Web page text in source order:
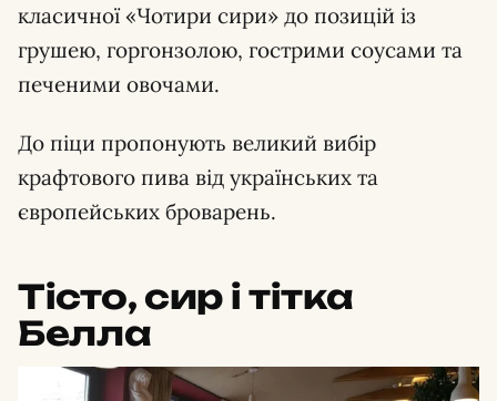
класичної «Чотири сири» до позицій із
грушею, горгонзолою, гострими соусами та
печеними овочами.
До піци пропонують великий вибір
крафтового пива від українських та
європейських броварень.
Тісто, сир і тітка
Белла